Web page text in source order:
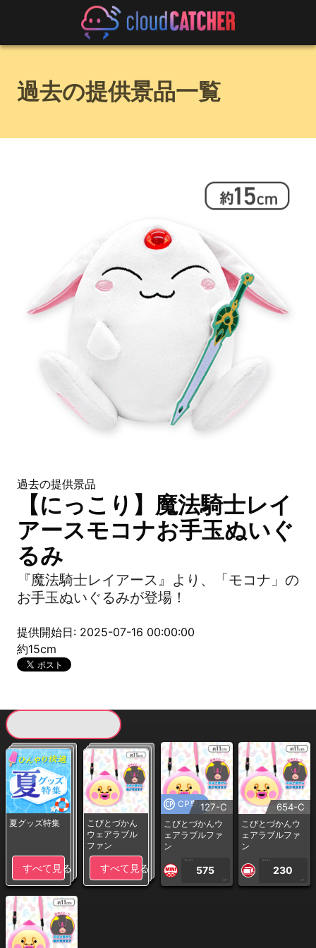
過去の提供景品一覧
過去の提供景品
【にっこり】魔法騎士レイ
アースモコナお手玉ぬいぐ
るみ
『魔法騎士レイアース』より、「モコナ」の
お手玉ぬいぐるみが登場！
提供開始日: 2025-07-16 00:00:00
約15cm
夏グッズ特集
すべて見る
こびとづかん
ウェアラブル
ファン
すべて見る
CP専用127-C
こびとづかんウ
ェアラブルファ
ン
1PLAY
575
CP
654-C
こびとづかんウ
ェアラブルファ
ン
1PLAY
230
CP